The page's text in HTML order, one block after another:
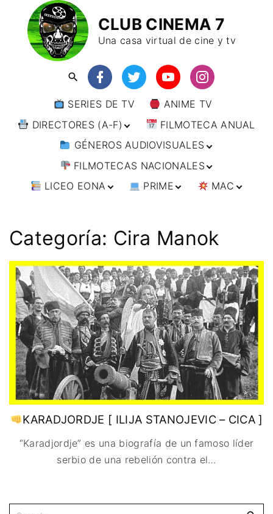
CLUB CINEMA 7
Una casa virtual de cine y tv
SERIES DE TV
ANIME TV
DIRECTORES (A-F)
DIRECTORES (F-L)
DIRECTORES (L-
W)
FILMOTECA ANUAL
GÉNEROS AUDIOVISUALES
ANIMACIÓN
ARTES MARCIALES
CINE DOCUMENTAL
CINE NEGRO / CRIMEN /
ESPIONAJE
COMEDIA
DRAMA
ÉPICO / MITOLÓGICO
EXPERIMENTOS
FANTÁSTICO
MUSICAL
TERROR
FILMOTECAS NACIONALES
AFRICA
BRASIL
CHILE
ESTADOS UNIDOS
MÉXICO
URUGUAY
ASIA
INDIA
JAPÓN
RUSIA
EUROPA
ALEMANIA
AUSTRIA
BÉLGICA
DINAMARCA
ESPAÑA
FRANCIA
ITALIA
PAISES BAJOS
REINO UNIDO
SUECIA
OCEANIA AUSTRALIA
LICEO EONA
TALLERES
ONLINE
IMAGEN & VIDEO
SERVICIOS DE
COMPUTACIÓN
DISEÑO WEB
CONTACTO
TARJETA
DIGITAL
PRIME
IMPRESCINDIBLES
MAC
🗨 CÓMICS
Categoría: Cira Manok
KARADJORDJE [ ILIJA STANOJEVIC – CICA ]
“Karadjordje” es una biografía de un famoso líder
serbio de una rebelión contra el…